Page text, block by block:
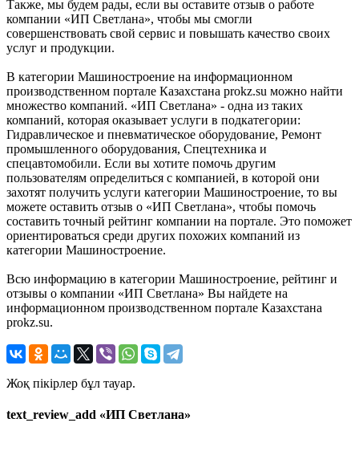
Также, мы будем рады, если вы оставите отзыв о работе
компании «ИП Светлана», чтобы мы смогли
совершенствовать свой сервис и повышать качество своих
услуг и продукции.
В категории Машиностроение на информационном
производственном портале Казахстана prokz.su можно найти
множество компаний. «ИП Светлана» - одна из таких
компаний, которая оказывает услуги в подкатегории:
Гидравлическое и пневматическое оборудование, Ремонт
промышленного оборудования, Спецтехника и
спецавтомобили. Если вы хотите помочь другим
пользователям определиться с компанией, в которой они
захотят получить услуги категории Машиностроение, то вы
можете оставить отзыв о «ИП Светлана», чтобы помочь
составить точный рейтинг компании на портале. Это поможет
ориентироваться среди других похожих компаний из
категории Машиностроение.
Всю информацию в категории Машиностроение, рейтинг и
отзывы о компании «ИП Светлана» Вы найдете на
информационном производственном портале Казахстана
prokz.su.
Жоқ пікірлер бұл тауар.
text_review_add «ИП Светлана»